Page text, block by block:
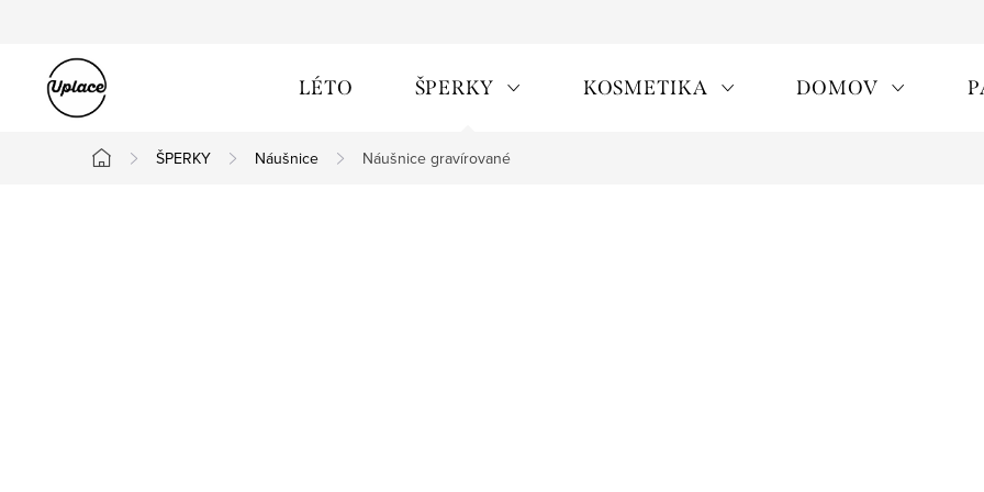
LÉTO ŠPERKY KOSMETIKA DOMOV
Domů
ŠPERKY Náušnice Náušnice gravírované